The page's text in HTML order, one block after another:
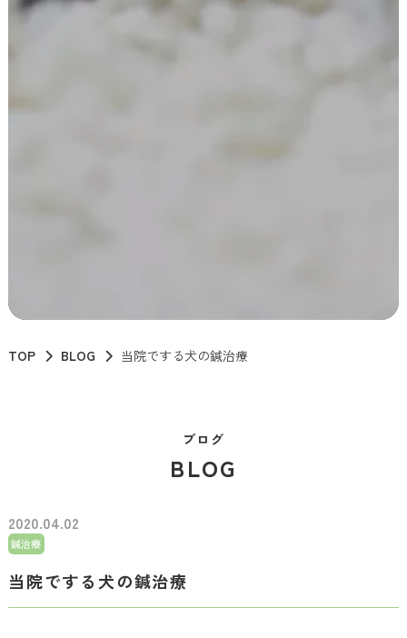
TOP BLOG 当院でする犬の鍼治療
ブログ
BLOG
2020.04.02
鍼治療
当院でする犬の鍼治療